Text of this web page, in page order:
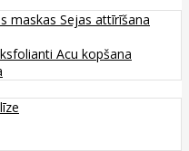
maskas Sejas attīrīšana
Acu kopšana